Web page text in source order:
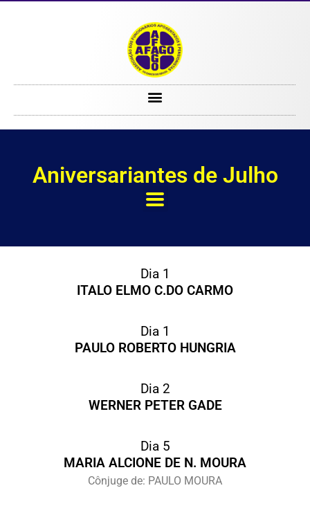
Aniversariantes de Julho
Dia 1
ITALO ELMO C.DO CARMO
Dia 1
PAULO ROBERTO HUNGRIA
Dia 2
WERNER PETER GADE
Dia 5
MARIA ALCIONE DE N. MOURA
Cônjuge de: PAULO MOURA